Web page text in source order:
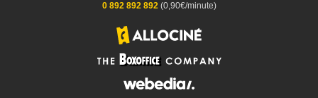
0 892 892 892(0,90€/minute)